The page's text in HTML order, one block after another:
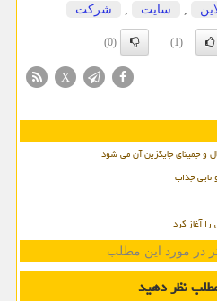
سایت شركت
(1)
(0)
X
و جمینای جایگزین آن می شود
آغاز کرد
در مورد این مطلب
نظر دهید